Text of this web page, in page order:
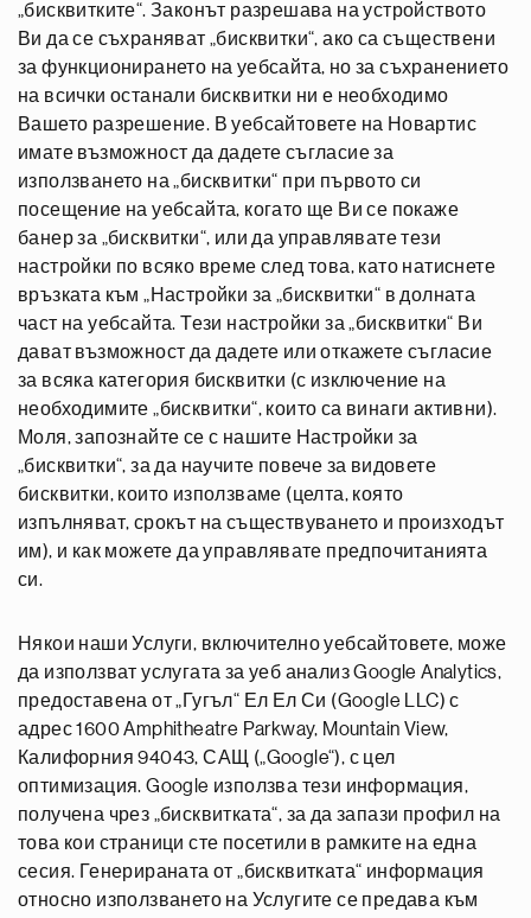
„бисквитките“. Законът разрешава на устройството
Ви да се съхраняват „бисквитки“, ако са съществени
за функционирането на уебсайта, но за съхранението
на всички останали бисквитки ни е необходимо
Вашето разрешение. В уебсайтовете на Новартис
имате възможност да дадете съгласие за
използването на „бисквитки“ при първото си
посещение на уебсайта, когато ще Ви се покаже
банер за „бисквитки“, или да управлявате тези
настройки по всяко време след това, като натиснете
връзката към „Настройки за „бисквитки“ в долната
част на уебсайта. Тези настройки за „бисквитки“ Ви
дават възможност да дадете или откажете съгласие
за всяка категория бисквитки (с изключение на
необходимите „бисквитки“, които са винаги активни).
Моля, запознайте се с нашите Настройки за
„бисквитки“, за да научите повече за видовете
бисквитки, които използваме (целта, която
изпълняват, срокът на съществуването и произходът
им), и как можете да управлявате предпочитанията
си.
Някои наши Услуги, включително уебсайтовете, може
да използват услугата за уеб анализ Google Analytics,
предоставена от „Гугъл“ Ел Ел Си (Google LLC) с
адрес 1600 Amphitheatre Parkway, Mountain View,
Калифорния 94043, САЩ („Google“), с цел
оптимизация. Google използва тези информация,
получена чрез „бисквитката“, за да запази профил на
това кои страници сте посетили в рамките на една
сесия. Генерираната от „бисквитката“ информация
относно използването на Услугите се предава към